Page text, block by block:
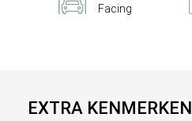
Facing
EXTRA KENMERKEN